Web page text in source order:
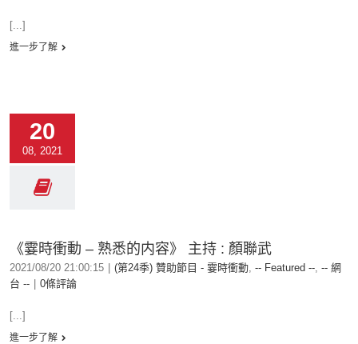
[...]
進一步了解
20
08, 2021
《霎時衝動 – 熟悉的内容》 主持 : 顏聯武
2021/08/20 21:00:15 (第24季) 贊助節目 - 霎時衝動, -- Featured --, -- 網
台 --
0條評論
[...]
進一步了解